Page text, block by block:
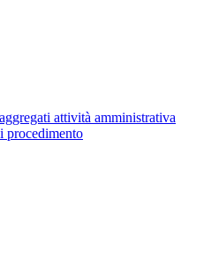
attività amministrativa
procedimento